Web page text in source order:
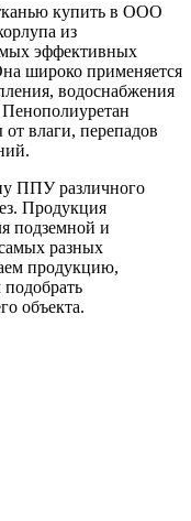
купить в ООО
из
эффективных
широко применяется
водоснабжения
влаги, перепадов
ППУ различного
Продукция
подземной и
разных
продукцию,
объекта.